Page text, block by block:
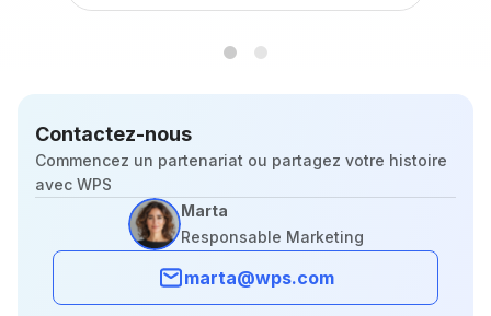
Contactez-nous
Commencez un partenariat ou partagez votre histoire
avec WPS
Marta
Responsable Marketing
marta@wps.com